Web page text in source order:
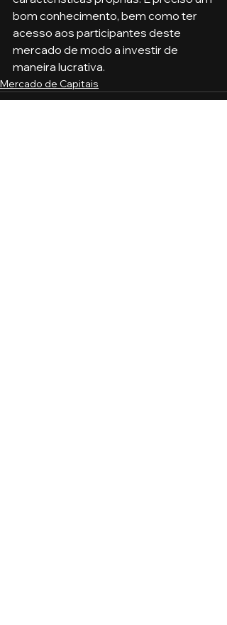
bom conhecimento, bem como ter
acesso aos participantes deste
mercado de modo a investir de
maneira lucrativa.
Mercado de Capitais